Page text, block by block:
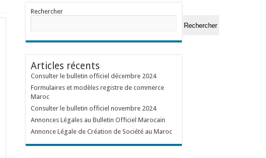
Rechercher
Rechercher
Articles récents
Consulter le bulletin officiel décembre 2024
Formulaires et modèles registre de commerce
Maroc
Consulter le bulletin officiel novembre 2024
Annonces Légales au Bulletin Officiel Marocain
Annonce Légale de Création de Société au Maroc